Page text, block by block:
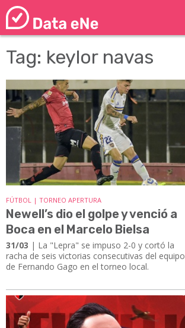
Tag: keylor navas
FÚTBOL | TORNEO APERTURA
Newell’s dio el golpe y venció a
Boca en el Marcelo Bielsa
31/03 | La "Lepra" se impuso 2-0 y cortó la
racha de seis victorias consecutivas del equipo
de Fernando Gago en el torneo local.